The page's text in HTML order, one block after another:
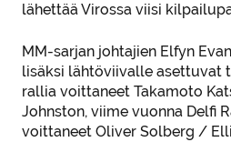
lähettää Virossa viisi
MM-sarjan johtajien Elfyn
lisäksi lähtöviivalle asettuvat
rallia voittaneet Takamoto
Johnston, viime vuonna Delfi
voittaneet Oliver Solberg /